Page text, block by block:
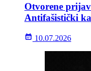
Otvorene
Antifašistički
10.07.2026